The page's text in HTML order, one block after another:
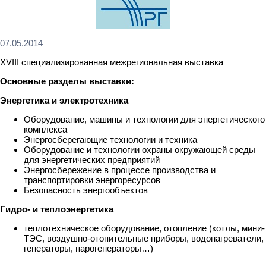
07.05.2014
XVIII специализированная межрегиональная выставка
Основные разделы выставки:
Энергетика и электротехника
Оборудование, машины и технологии для энергетического
комплекса
Энергосберегающие технологии и техника
Оборудование и технологии охраны окружающей среды
для энергетических предприятий
Энергосбережение в процессе производства и
транспортировки энергоресурсов
Безопасность энергообъектов
Гидро- и теплоэнергетика
теплотехническое оборудование, отопление (котлы, мини-
ТЭС, воздушно-отопительные приборы, водонагреватели,
генераторы, парогенераторы…)